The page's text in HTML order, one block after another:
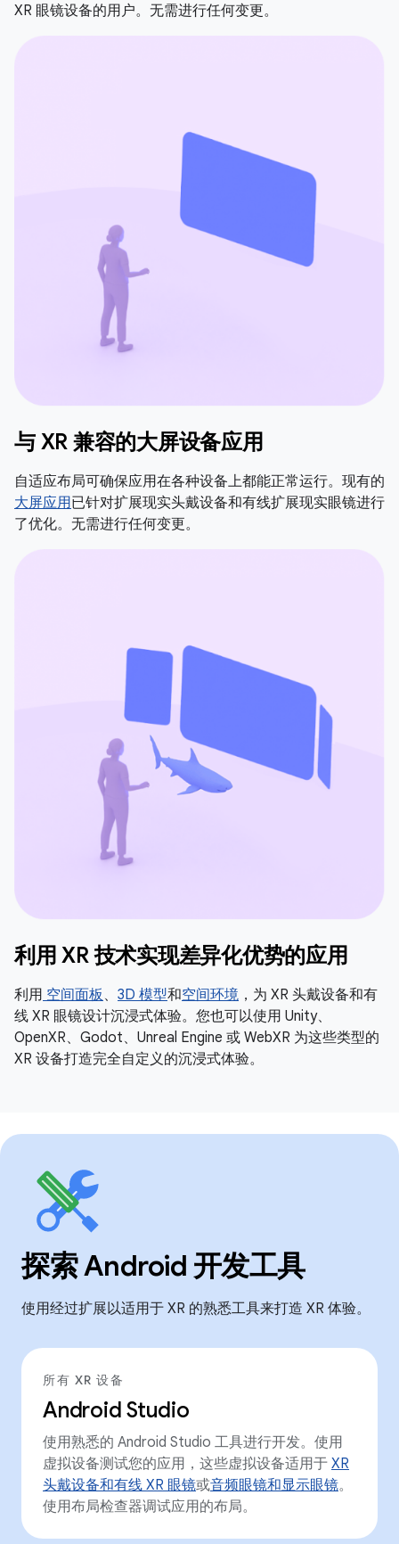
XR 眼镜设备的用户。无需进行任何变更。
与 XR 兼容的大屏设备应用
自适应布局可确保应用在各种设备上都能正常运行。现有的
大屏应用已针对扩展现实头戴设备和有线扩展现实眼镜进行
了优化。无需进行任何变更。
利用 XR 技术实现差异化优势的应用
利用 空间面板 、 3D 模型和空间环境 ，为 XR 头戴设备和有
线 XR 眼镜设计沉浸式体验。您也可以使用 Unity、
OpenXR、Godot、Unreal Engine 或 WebXR 为这些类型的
XR 设备打造完全自定义的沉浸式体验。
探索 Android 开发工具
使用经过扩展以适用于 XR 的熟悉工具来打造 XR 体验。
所有 XR 设备
Android Studio
使用熟悉的 Android Studio 工具进行开发。使用
虚拟设备测试您的应用，这些虚拟设备适用于 XR
头戴设备和有线 XR 眼镜或音频眼镜和显示眼镜。
使用布局检查器调试应用的布局。